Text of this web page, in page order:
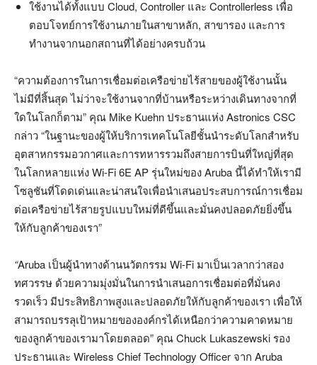
ใช้งานได้ทั้งแบบ Cloud, Controller และ Controllerless เพื่อ
ตอบโจทย์การใช้งานภายในสาขาหลัก, สาขารอง และการ
ทำงานจากนอกสถานที่ได้อย่างครบถ้วน
“ความต้องการในการเชื่อมต่อเครือข่ายไร้สายของผู้ใช้งานนั้น
ไม่มีที่สิ้นสุด ไม่ว่าจะใช้งานจากที่บ้านหรือระหว่างเดินทางจากที่
ใดในโลกก็ตาม” คุณ Mike Kuehn ประธานแห่ง Astronics CSC
กล่าว “ในฐานะของผู้ให้บริการเทคโนโลยีชั้นนำระดับโลกสำหรับ
อุตสาหกรรมอวกาศและการทหารรวมถึงสายการบินที่ใหญ่ที่สุด
ในโลกหลายแห่ง Wi-Fi 6E AP รุ่นใหม่ของ Aruba นี้ได้ทำให้เรามี
โซลูชันที่โดดเด่นและน่าสนใจเพื่อนำเสนอประสบการณ์การเชื่อม
ต่อเครือข่ายไร้สายรูปแบบใหม่ที่ดีขึ้นและมั่นคงปลอดภัยยิ่งขึ้น
ให้กับลูกค้าของเรา”
“Aruba เป็นผู้นำทางด้านนวัตกรรม Wi-Fi มาเป็นเวลากว่าสอง
ทศวรรษ ด้วยความมุ่งมั่นในการนำเสนอการเชื่อมต่อที่มั่นคง
รวดเร็ว มีประสิทธิภาพสูงและปลอดภัยให้กับลูกค้าของเรา เพื่อให้
สามารถบรรลุเป้าหมายขององค์กรได้เหนือกว่าความคาดหมาย
ของลูกค้าของเรามาโดยตลอด” คุณ Chuck Lukaszewski รอง
ประธานและ Wireless Chief Technology Officer จาก Aruba